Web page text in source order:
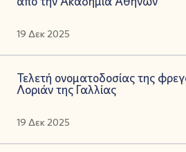
19 Δεκ 2025
Τελετή ονοματοδοσίας της
Λοριάν της Γαλλίας
19 Δεκ 2025